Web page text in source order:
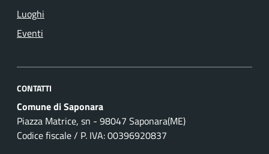
Luoghi
Eventi
CONTATTI
Comune di Saponara
Piazza Matrice, sn - 98047 Saponara(ME)
Codice fiscale / P. IVA: 00396920837